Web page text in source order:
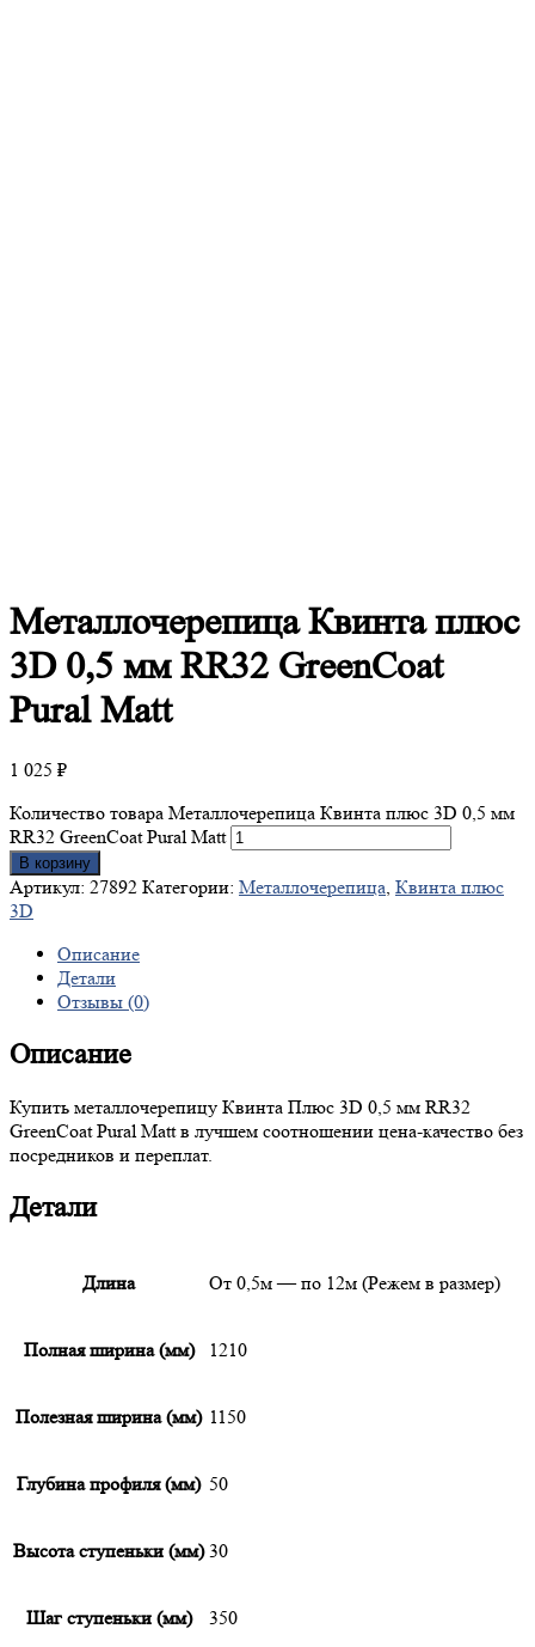
МеталлочерепицаКвинта плюс
3D 0,5 мм RR32 GreenCoat
Pural Matt
1 025 ₽
Количество товара Металлочерепица Квинта плюс 3D 0,5 мм
RR32 GreenCoat Pural Matt
В корзину
Артикул: 27892 Категории: Металлочерепица, Квинта плюс
3D
Описание
Детали
Отзывы (0)
Описание
Купить металлочерепицу Квинта Плюс 3D 0,5 мм RR32
GreenCoat Pural Matt в лучшем соотношении цена-качество без
посредников и переплат.
Детали
Длина От 0,5м — по 12м (Режем в размер)
Полная ширина (мм) 1210
Полезная ширина (мм) 1150
Глубина профиля (мм) 50
Высота ступеньки (мм) 30
Шаг ступеньки (мм) 350